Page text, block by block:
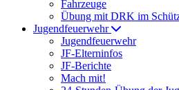
Fahrzeuge
Übung mit DRK im
Jugendfeuerwehr
Jugendfeuerwehr
JF-Elterninfos
JF-Berichte
Mach mit!